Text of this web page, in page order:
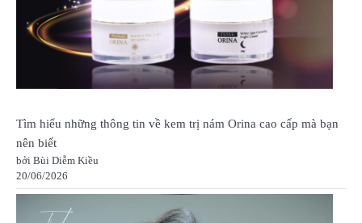
Tìm hiểu những thông tin về kem trị nám Orina cao cấp mà bạn
nên biết
bởi Bùi Diễm Kiều
20/06/2026